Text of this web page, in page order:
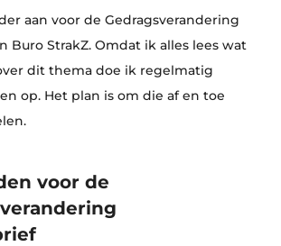
aan voor de Gedragsverandering
Buro StrakZ. Omdat ik alles lees wat
dit thema doe ik regelmatig
op. Het plan is om die af en toe
voor de